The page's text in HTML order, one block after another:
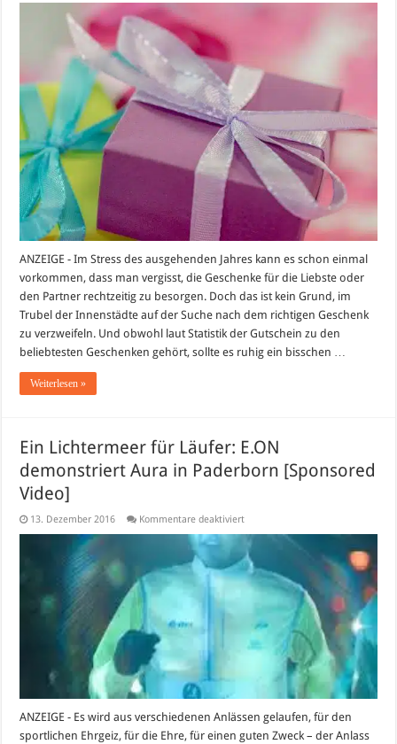
Paare
ANZEIGE - Im Stress des ausgehenden Jahres kann es schon einmal
vorkommen, dass man vergisst, die Geschenke für die Liebste oder
den Partner rechtzeitig zu besorgen. Doch das ist kein Grund, im
Trubel der Innenstädte auf der Suche nach dem richtigen Geschenk
zu verzweifeln. Und obwohl laut Statistik der Gutschein zu den
beliebtesten Geschenken gehört, sollte es ruhig ein bisschen …
Weiterlesen »
Ein Lichtermeer für Läufer: E.ON
demonstriert Aura in Paderborn [Sponsored
Video]
13. Dezember 2016 Kommentare deaktiviertfür
Lichtermeer
für
Läufer:
E.ON
demonstriert
Paderborn
[Sponsored
ANZEIGE - Es wird aus verschiedenen Anlässen gelaufen, für den
sportlichen Ehrgeiz, für die Ehre, für einen guten Zweck – der Anlass